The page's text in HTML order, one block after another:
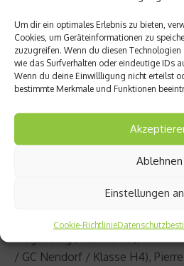
Um dir ein optimales Erlebnis zu bieten,
Cookies, um Geräteinformationen zu
zuzugreifen. Wenn du diesen
wie das Surfverhalten oder eindeutige IDs
Wenn du deine Einwillligung nicht erteilst
bestimmte Merkmale und Funktionen
Ablehnen
Einstellungen
Cookie-Richtlinie
Hombruch Dortmund / Klasse
Apolda (Thüringen) / USC
Christiane Reppe (30 / Dresden /
H4), Michael Teuber (49 /
Klasse C1).
Gold Straßenrennen:
Kerstin Brachtendorf (45 /
Kaufbeuren / RuMC 1925 Sturm
Klasse T2), Andrea Eskau (46 /
/ GC Nendorf / Klasse H4),